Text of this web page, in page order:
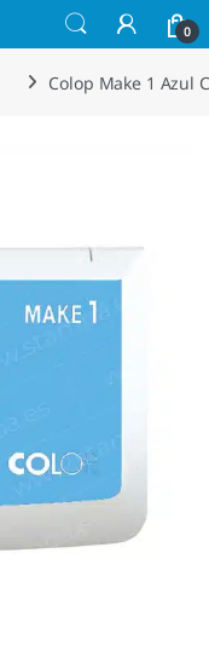
0
Colop Make 1 Azul